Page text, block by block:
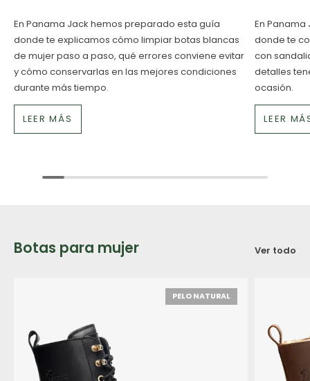
En Panama Jack hemos preparado esta guía
donde te explicamos cómo limpiar botas blancas
de mujer paso a paso, qué errores conviene evitar
y cómo conservarlas en las mejores condiciones
durante más tiempo.
LEER MÁS
En
donde te
con
detalles
ocasión.
LEER
Botas para mujer Ver todo
PELO NATURAL